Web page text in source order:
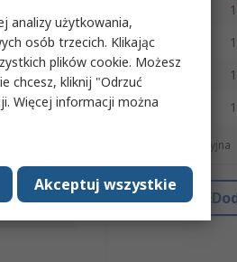
125 - 245
500 +
*cena orientacyjna
analizy użytkowania,
osób trzecich. Klikając
plików cookie. Możesz
chcesz, kliknij "Odrzuć
Więcej informacji można
Akceptuj wszystkie